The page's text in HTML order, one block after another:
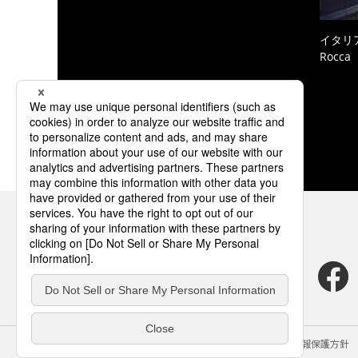
イタリ
Rocca
サイトのご利用にあたって クッキーポリシー 個人情報保護方針